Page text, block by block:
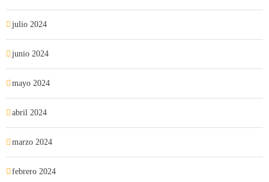
julio 2024
junio 2024
mayo 2024
abril 2024
marzo 2024
febrero 2024